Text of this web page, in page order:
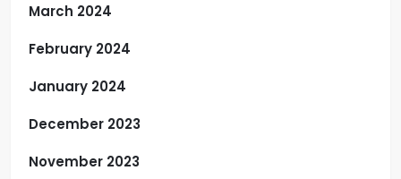
March 2024
February 2024
January 2024
December 2023
November 2023